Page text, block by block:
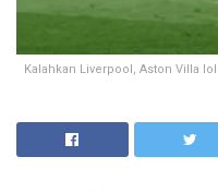
Kalahkan Liverpool, Aston Villa